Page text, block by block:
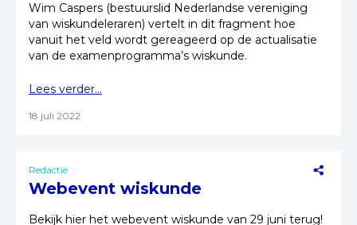
Wim Caspers (bestuurslid Nederlandse vereniging
van wiskundeleraren) vertelt in dit fragment hoe
vanuit het veld wordt gereageerd op de actualisatie
van de examenprogramma’s wiskunde.
Lees verder...
18 juli 2022
Redactie
Webevent wiskunde
Bekijk hier het webevent wiskunde van 29 juni terug!